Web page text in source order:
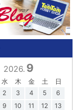
2026. 9
水 木 金 土
日
2 3 4 5
6
9 10 11 12
13